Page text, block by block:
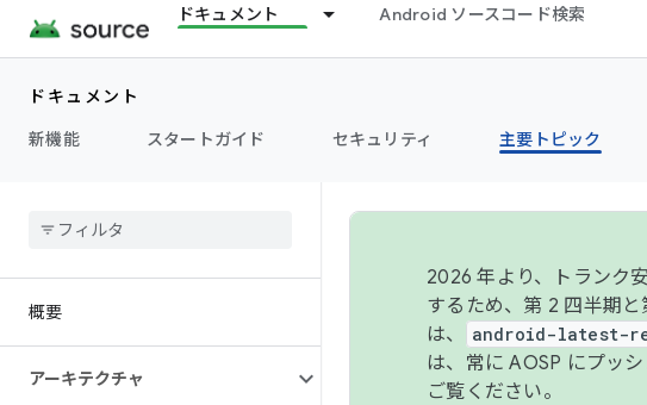
ドキュメント Android ソースコード検索
ドキュメント
新機能
スタートガイド セキュリティ 主要トピック
概要
アーキテクチャ
2026 年より、トランク
するため、第 2 四半期
は、
android-latest-
は、常に AOSP にプッ
ご覧ください。